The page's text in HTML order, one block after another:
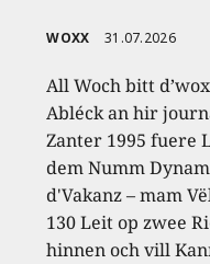
WOXX 31.07.2026
All Woch bitt
Abléck an hir
Zanter 1995 fuere
dem Numm
d'Vakanz – mam
130 Leit op zwee
hinnen och vill